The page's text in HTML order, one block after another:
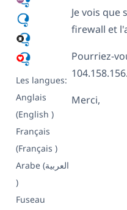
Les langues:
Anglais
(English )
Français
(Français )
Arabe (العربية
)
Fuseau
Je vois
firewall et
Pourriez-
Merci,